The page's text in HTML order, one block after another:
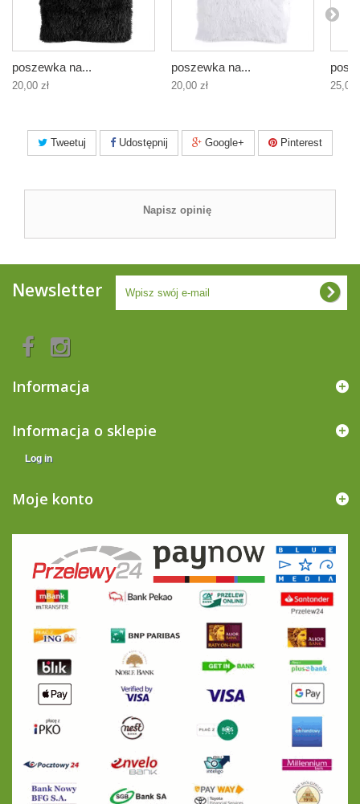
poszewka na...
20,00 zł
poszewka na...
20,00 zł 25,00
Tweetuj Udostępnij Google+ Pinterest
Napisz opinię
Newsletter
Informacja
Informacja o sklepie
Log in
Moje konto